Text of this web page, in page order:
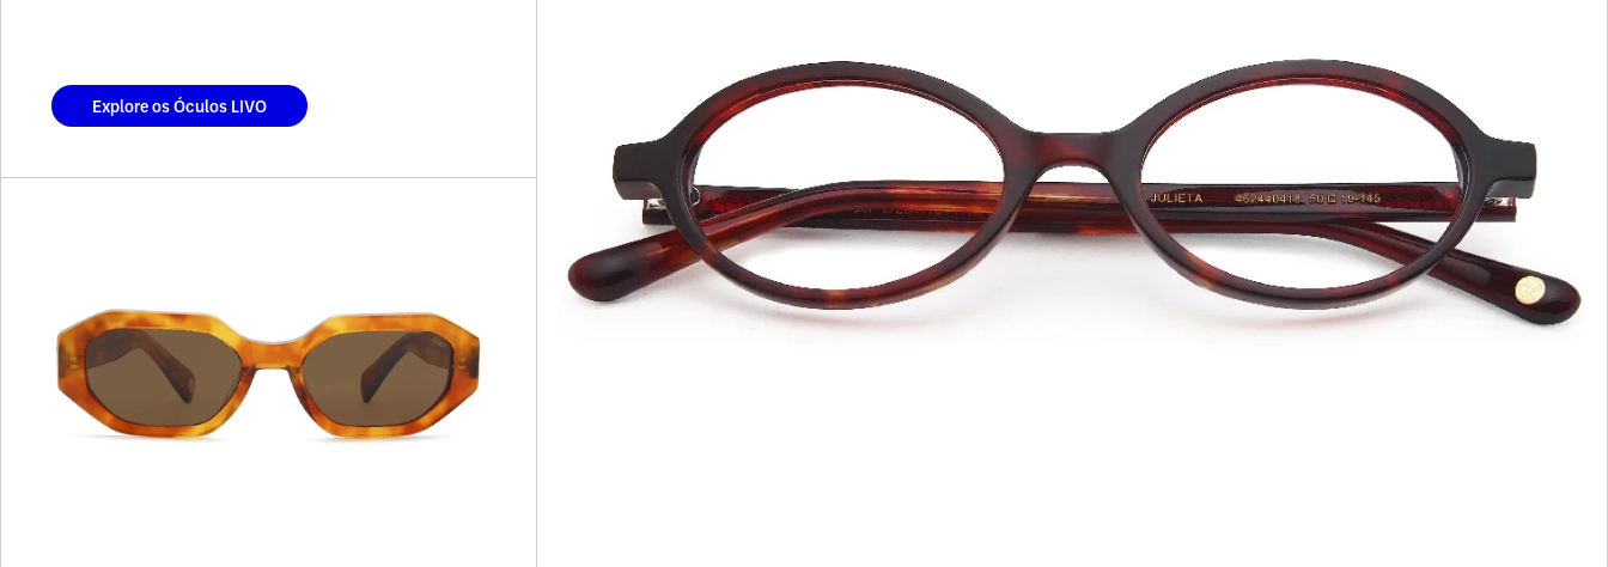
Explore os Óculos LIVO